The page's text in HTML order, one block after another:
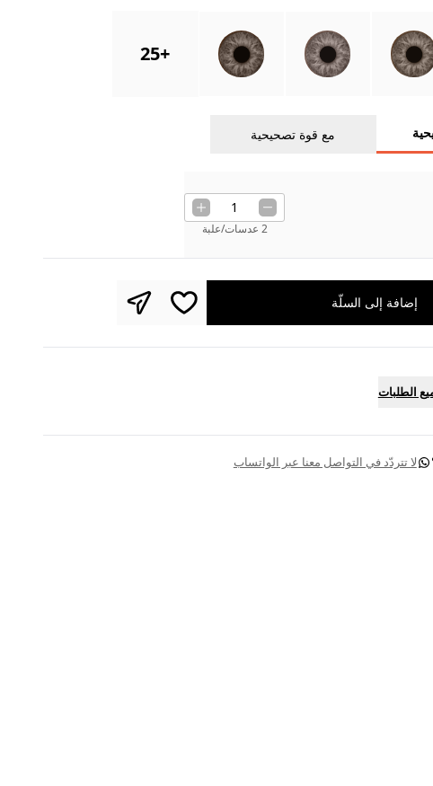
+
25
مع قوة تصحيحية
1
2 عدسات/علبة
إضافة إلى السلّة
الطلبات
لا تتردّد في التواصل معنا عبر الواتساب